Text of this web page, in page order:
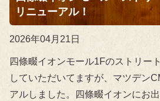
リニューアル！
2026年04月21日
四條畷イオンモール1Fのストリー
していただいてますが、マツデン
アルしました。四條畷イオンにお